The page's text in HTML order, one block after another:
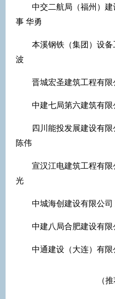
中交二航局（福州）
事 华勇
本溪钢铁（集团）设
波
晋城宏圣建筑工程有
中建七局第六建筑有
四川能投发展建设有
陈伟
宣汉江电建筑工程有
光
中城海创建设有限公
中建八局合肥建设有
中通建设（大连）有
（